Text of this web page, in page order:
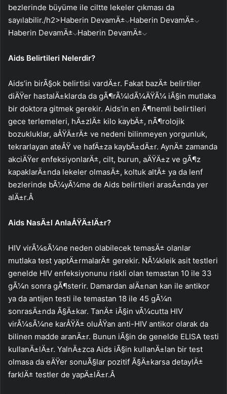
bezlerinde büyüme ile ciltte lekeler çıkması da
sayılabilir./h2>Haberin DevamÄ± Haberin DevamÄ±
Haberin DevamÄ± Haberin DevamÄ±
Aids Belirtileri Nelerdir?
Aids’in birÃ§ok belirtisi vardÄ±r. Fakat bazÄ± belirtiler
diÄŸer hastalÄ±klarda da gÃ¶rÃ¼ldÃ¼ÄŸÃ¼ iÃ§in mutlaka
bir doktora gitmek gerekir. Aids’in en Ã¶nemli belirtileri
gece terlemeleri, hÄ±zlÄ± kilo kaybÄ±, nÃ¶rolojik
bozukluklar, aÅŸÄ±rÄ± ve nedeni bilinmeyen yorgunluk,
tekrarlayan ateÅŸ ve hafÄ±za kaybÄ±dÄ±r. AynÄ± zamanda
akciÄŸer enfeksiyonlarÄ±, cilt, burun, aÄŸÄ±z ve gÃ¶z
kapaklarÄ±nda lekeler olmasÄ±, koltuk altÄ± ya da lenf
bezlerinde bÃ¼yÃ¼me de Aids belirtileri arasÄ±nda yer
alÄ±r.Â
Aids NasÄ±l AnlaÅŸÄ±lÄ±r?
HIV virÃ¼sÃ¼ne neden olabilecek temasÄ± olanlar
mutlaka test yaptÄ±rmalarÄ± gerekir. NÃ¼kleik asit testleri
genelde HIV enfeksiyonunu riskli olan temastan 10 ile 33
gÃ¼n sonra gÃ¶sterir. Damardan alÄ±nan kan ile antikor
ya da antijen testi ile temastan 18 ile 45 gÃ¼n
sonrasÄ±nda Ã§Ä±kar. TanÄ± iÃ§in vÃ¼cutta HIV
virÃ¼sÃ¼ne karÅŸÄ± oluÅŸan anti-HIV antikor olarak da
bilinen madde aranÄ±r. Bunun iÃ§in de genelde ELISA testi
kullanÄ±lÄ±r. YalnÄ±zca Aids iÃ§in kullanÄ±lan bir test
olmasa da eÄŸer sonuÃ§lar pozitif Ã§Ä±karsa detaylÄ±
farklÄ± testler de yapÄ±lÄ±r.Â